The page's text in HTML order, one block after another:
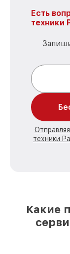
Есть
техники
техники
Какие